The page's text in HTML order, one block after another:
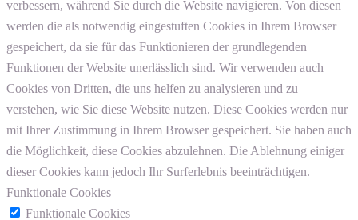
verbessern, während Sie durch die Website navigieren. Von diesen
werden die als notwendig eingestuften Cookies in Ihrem Browser
gespeichert, da sie für das Funktionieren der grundlegenden
Funktionen der Website unerlässlich sind. Wir verwenden auch
Cookies von Dritten, die uns helfen zu analysieren und zu
verstehen, wie Sie diese Website nutzen. Diese Cookies werden nur
mit Ihrer Zustimmung in Ihrem Browser gespeichert. Sie haben auch
die Möglichkeit, diese Cookies abzulehnen. Die Ablehnung einiger
dieser Cookies kann jedoch Ihr Surferlebnis beeinträchtigen.
Funktionale Cookies
Funktionale Cookies